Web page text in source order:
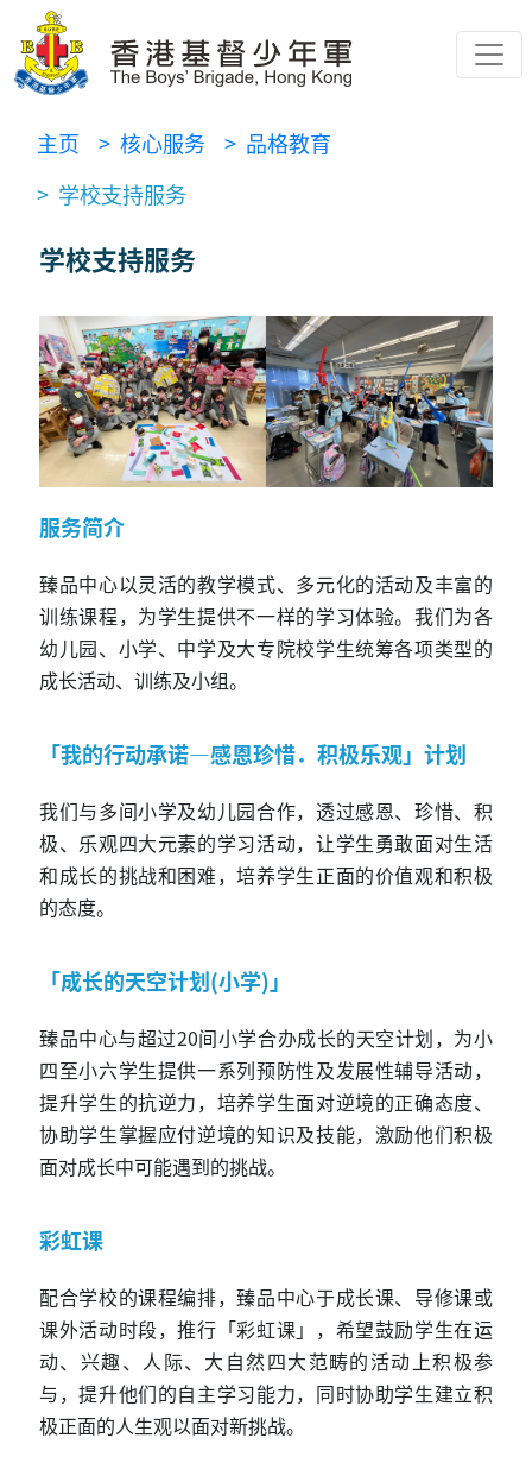
主页 > 核心服务
> 品格教育
> 学校支持服务
学校支持服务
服务简介
臻品中心以灵活的教学模式、多元化的活动及丰富的
训练课程，为学生提供不一样的学习体验。我们为各
幼儿园、小学、中学及大专院校学生统筹各项类型的
成长活动、训练及小组。
「我的行动承诺—感恩珍惜．积极乐观」计划
我们与多间小学及幼儿园合作，透过感恩、珍惜、积
极、乐观四大元素的学习活动，让学生勇敢面对生活
和成长的挑战和困难，培养学生正面的价值观和积极
的态度。
「成长的天空计划(小学)」
臻品中心与超过20间小学合办成长的天空计划，为小
四至小六学生提供一系列预防性及发展性辅导活动，
提升学生的抗逆力，培养学生面对逆境的正确态度、
协助学生掌握应付逆境的知识及技能，激励他们积极
面对成长中可能遇到的挑战。
彩虹课
配合学校的课程编排，臻品中心于成长课、导修课或
课外活动时段，推行「彩虹课」，希望鼓励学生在运
动、兴趣、人际、大自然四大范畴的活动上积极参
与，提升他们的自主学习能力，同时协助学生建立积
极正面的人生观以面对新挑战。